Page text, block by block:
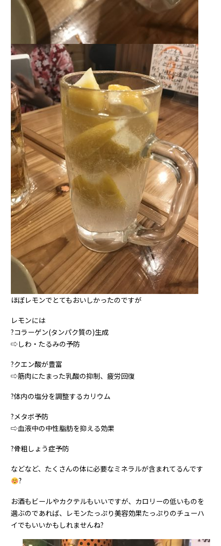
ほぼレモンでとてもおいしかったのですが
レモンには
?コラーゲン(タンパク質の)生成
⇨しわ・たるみの予防
?クエン酸が豊富
⇨筋肉にたまった乳酸の抑制、疲労回復
?体内の塩分を調整するカリウム
?メタボ予防
⇨血液中の中性脂肪を抑える効果
?骨粗しょう症予防
などなど、たくさんの体に必要なミネラルが含まれてるんです
?
お酒もビールやカクテルもいいですが、カロリーの低いものを
選ぶのであれば、レモンたっぷり美容効果たっぷりのチューハ
イでもいいかもしれませんね?